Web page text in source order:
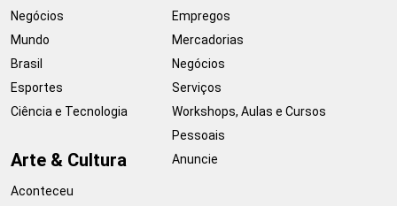
Negócios
Mundo
Brasil
Esportes
Ciência e Tecnologia
Arte & Cultura
Aconteceu
Empregos
Mercadorias
Negócios
Serviços
Workshops, Aulas e Cursos
Pessoais
Anuncie